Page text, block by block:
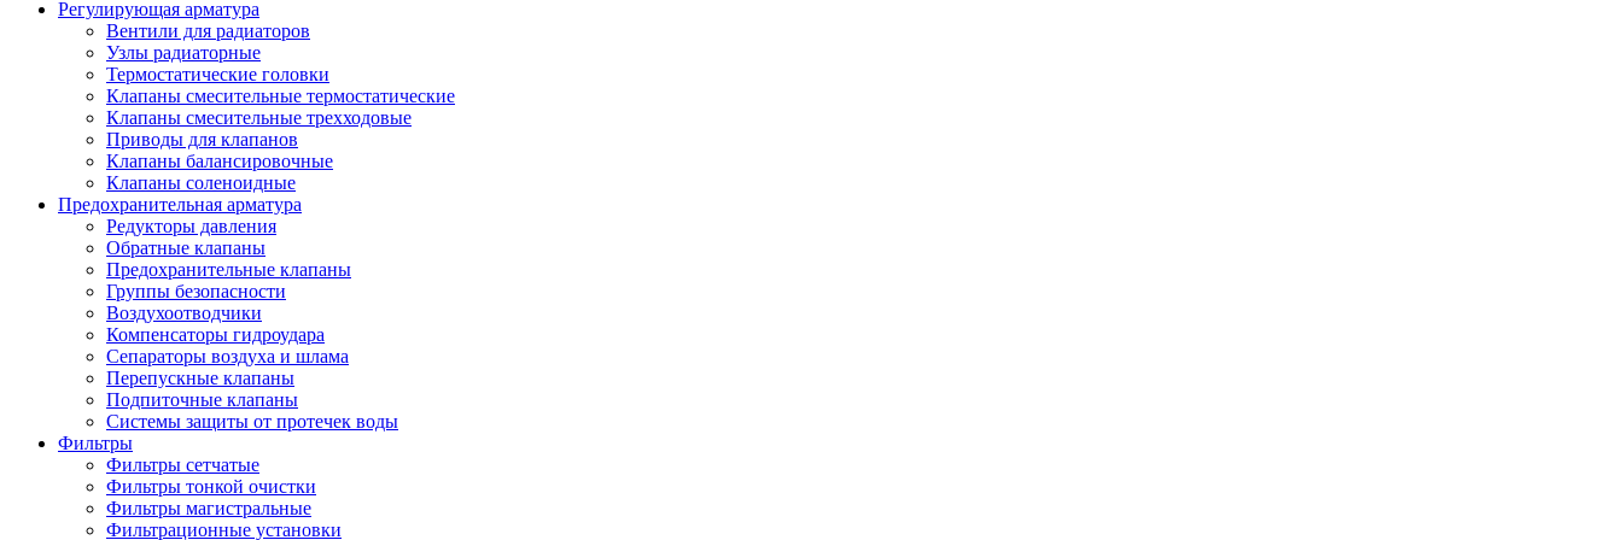
Регулирующая арматура
Вентили для радиаторов
Узлы радиаторные
Термостатические головки
Клапаны смесительные термостатические
Клапаны смесительные трехходовые
Приводы для клапанов
Клапаны балансировочные
Клапаны соленоидные
Предохранительная арматура
Редукторы давления
Обратные клапаны
Предохранительные клапаны
Группы безопасности
Воздухоотводчики
Компенсаторы гидроудара
Сепараторы воздуха и шлама
Перепускные клапаны
Подпиточные клапаны
Системы защиты от протечек воды
Фильтры
Фильтры сетчатые
Фильтры тонкой очистки
Фильтры магистральные
Фильтрационные установки